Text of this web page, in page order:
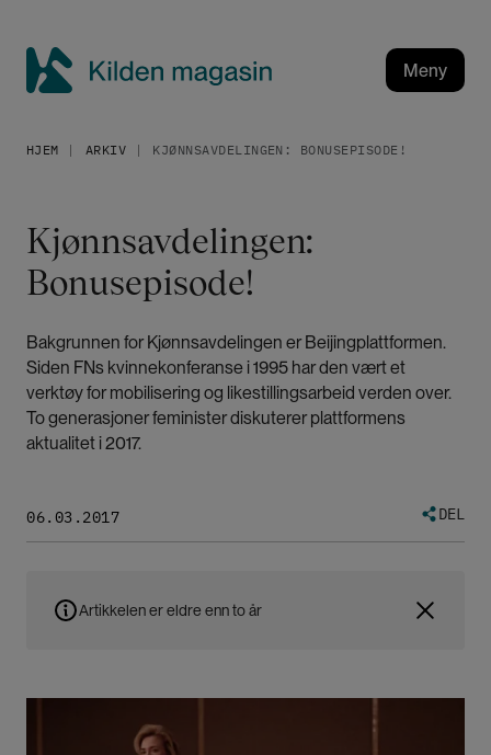
n
m
g
a
s
i
n
Meny
HJEM ARKIV KJØNNSAVDELINGEN: BONUSEPISODE!
Kjønnsavdelingen:
Bonusepisode!
Bakgrunnen for Kjønnsavdelingen er Beijingplattformen.
Siden FNs kvinnekonferanse i 1995 har den vært et
verktøy for mobilisering og likestillingsarbeid verden over.
To generasjoner feminister diskuterer plattformens
aktualitet i 2017.
06.03.2017 DEL
Artikkelen er eldre enn to år